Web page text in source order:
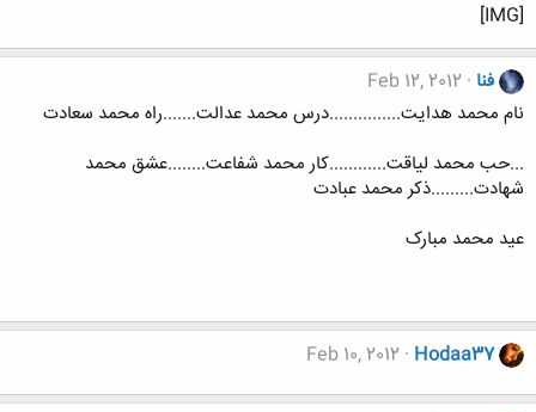
[IMG]
فنا Feb 12, 2012
نام محمد هدایت...............درس محمد عدالت.......راه محمد سعادت
...حب محمد لیاقت............کار محمد شفاعت........عشق محمد
شهادت.........ذکر محمد عبادت
عید محمد مبارک
Hodaa37
Feb 10, 2012